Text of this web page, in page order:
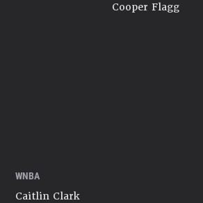
Cooper Flagg
WNBA
Caitlin Clark